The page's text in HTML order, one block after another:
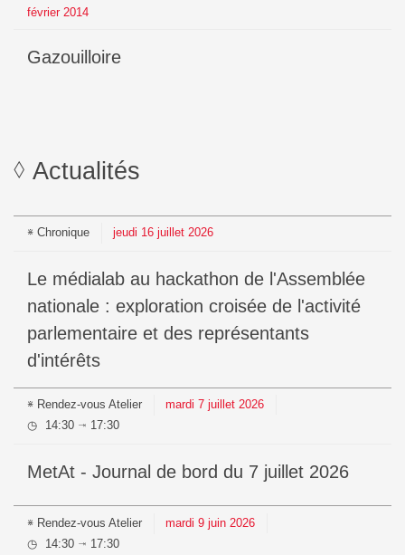
février 2014
Gazouilloire
Actualités
Chronique jeudi 16 juillet 2026
Le médialab au hackathon de l'Assemblée
nationale : exploration croisée de l'activité
parlementaire et des représentants
d'intérêts
Rendez-vous Atelier mardi 7 juillet 2026
14:30 ⇥ 17:30
MetAt - Journal de bord du 7 juillet 2026
Rendez-vous Atelier mardi 9 juin 2026
14:30 ⇥ 17:30